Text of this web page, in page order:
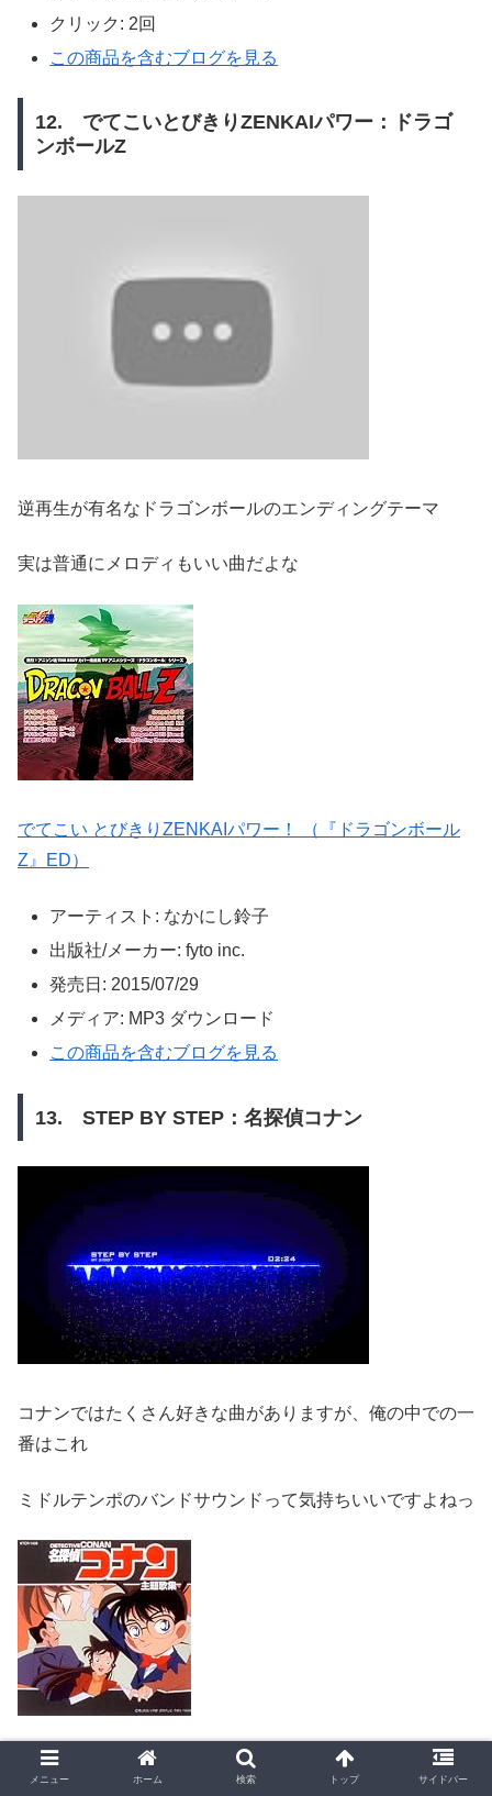
クリック : 2回
この商品を含むブログを見る
12. でてこいとびきりZENKAIパワー：ドラゴ
ンボールZ
逆再生が有名なドラゴンボールのエンディングテーマ
実は普通にメロディもいい曲だよな
でてこい とびきりZENKAIパワー！ （『ドラゴンボール
Z』ED）
アーティスト: なかにし鈴子
出版社/メーカー: fyto inc.
発売日: 2015/07/29
メディア: MP3 ダウンロード
この商品を含むブログを見る
13. STEP BY STEP：名探偵コナン
コナンではたくさん好きな曲がありますが、俺の中での一
番はこれ
ミドルテンポのバンドサウンドって気持ちいいですよねっ
名探偵コナン主題歌集
メニュー ホーム 検索 トップ サイドバー